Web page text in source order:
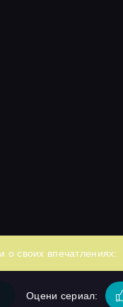
о своих впечатлениях:
Оцени сериал: